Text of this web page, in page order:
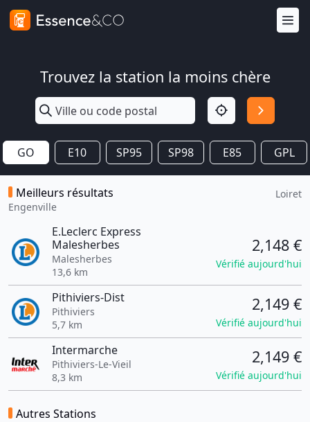
Trouvez la station la moins chère
GO E10 SP95 SP98 E85 GPL
Meilleurs résultats
Engenville
Loiret
E.Leclerc Express
Malesherbes
Malesherbes
13,6 km
2,148 €
Vérifié aujourd'hui
Pithiviers-Dist
Pithiviers
5,7 km
2,149 €
Vérifié aujourd'hui
Intermarche
Pithiviers-Le-Vieil
8,3 km
2,149 €
Vérifié aujourd'hui
Autres Stations